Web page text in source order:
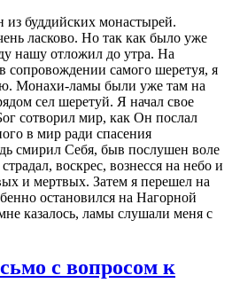
из буддийских монастырей.
ласково. Но так как было уже
нашу отложил до утра. На
сопровождении самого шеретуя, я
Монахи-ламы были уже там на
сел шеретуй. Я начал свое
сотворил мир, как Он послал
в мир ради спасения
смирил Себя, быв послушен воле
воскрес, вознесся на небо и
и мертвых. Затем я перешел на
остановился на Нагорной
казалось, ламы слушали меня с
с вопросом к